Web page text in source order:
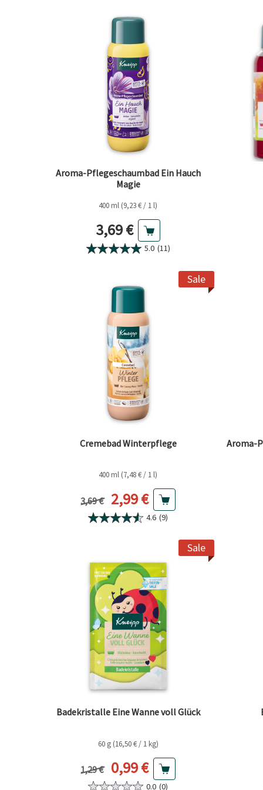
Aroma-Pflegeschaumbad Ein Hauch
Magie
400 ml (9,23 € / 1 l)
Aktueller Preis
3,69 €
5.0 (11)
Sale
Cremebad Winterpflege
400 ml (7,48 € / 1 l)
Vorheriger Preis
3,69 € Aktueller Preis
2,99 €
4.6 (9)
Aroma-
Sale
Badekristalle Eine Wanne voll Glück
60 g (16,50 € / 1 kg)
Vorheriger Preis
1,29 € Aktueller Preis
0,99 €
0.0 (0)